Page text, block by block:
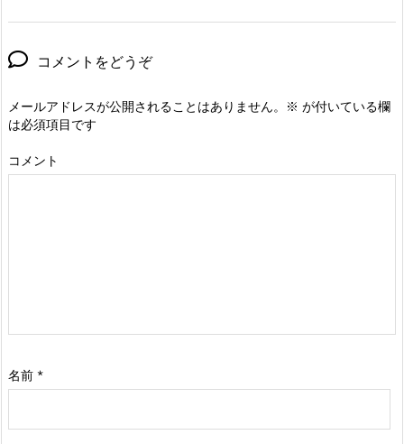
コメントをどうぞ
メールアドレスが公開されることはありません。 ※ が付いている欄
は必須項目です
コメント
名前 *